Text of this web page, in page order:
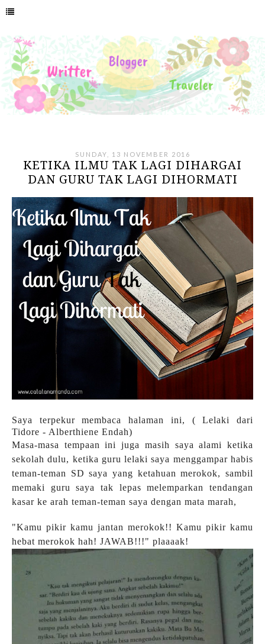
SUNDAY, 13 NOVEMBER 2016
KETIKA ILMU TAK LAGI DIHARGAI
DAN GURU TAK LAGI DIHORMATI
Saya terpekur membaca halaman ini, ( Lelaki dari
Tidore - Alberthiene Endah)
Masa-masa tempaan ini juga masih saya alami ketika
sekolah dulu, ketika guru lelaki saya menggampar habis
teman-teman SD saya yang ketahuan merokok, sambil
memaki guru saya tak lepas melemparkan tendangan
kasar ke arah teman-teman saya dengan mata marah,
"Kamu pikir kamu jantan merokok!! Kamu pikir kamu
hebat merokok hah! JAWAB!!!" plaaaak!